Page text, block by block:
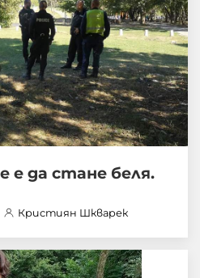
е да стане беля.
Кристиян Шкварек